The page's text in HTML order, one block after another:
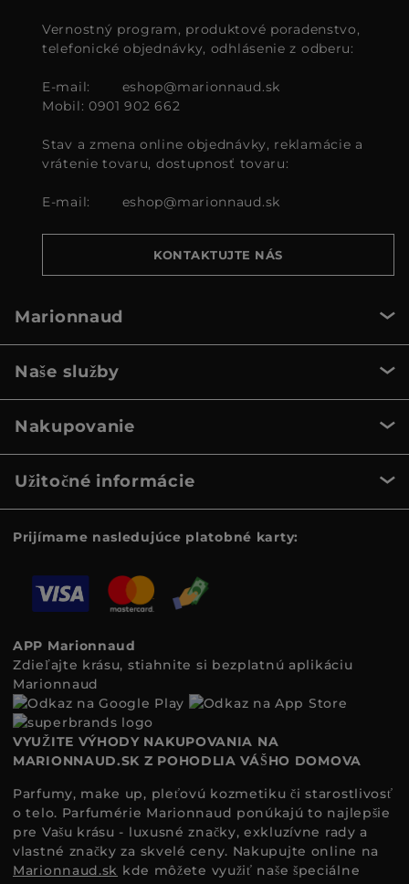
Vernostný program, produktové poradenstvo,
telefonické objednávky, odhlásenie z odberu:
E-mail:
eshop@marionnaud.sk
Mobil: 0901 902 662
Stav a zmena online objednávky, reklamácie a
vrátenie tovaru, dostupnosť tovaru:
E-mail: eshop@marionnaud.sk
KONTAKTUJTE NÁS
Marionnaud
Naše služby
Nakupovanie
Užitočné informácie
Prijímame nasledujúce platobné karty:
APP Marionnaud
Zdieľajte krásu, stiahnite si bezplatnú aplikáciu
Marionnaud
VYUŽITE VÝHODY NAKUPOVANIA NA
MARIONNAUD.SK Z POHODLIA VÁŠHO DOMOVA
Parfumy, make up, pleťovú kozmetiku či starostlivosť
o telo. Parfumérie Marionnaud ponúkajú to najlepšie
pre Vašu krásu - luxusné značky, exkluzívne rady a
vlastné značky za skvelé ceny. Nakupujte online na
Marionnaud.sk kde môžete využiť naše špeciálne